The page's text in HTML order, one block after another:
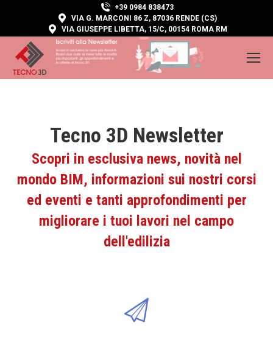
+39 0984 838473
VIA G. MARCONI 86 Z, 87036 RENDE (CS)
VIA GIUSEPPE LIBETTA, 15/C, 00154 ROMA RM
Tecno 3D Newsletter
Scopri in esclusiva news, novità nel
mondo BIM, informazioni sui nostri corsi
ed eventi e tanti approfondimenti per
migliorare i tuoi lavori nel campo
dell'edilizia